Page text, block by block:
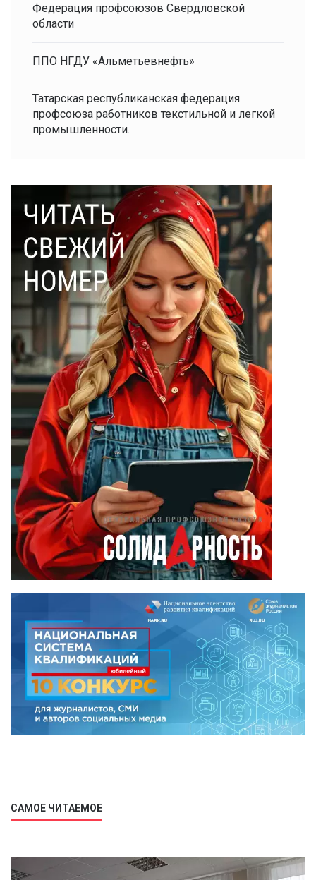
Федерация профсоюзов Свердловской
области
ППО НГДУ «Альметьевнефть»
Татарская республиканская федерация
профсоюза работников текстильной и легкой
промышленности.
САМОЕ ЧИТАЕМОЕ